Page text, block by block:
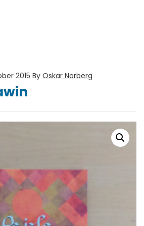
2015 By Oskar Norberg